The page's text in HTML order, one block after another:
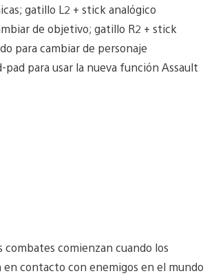
gatillo L2 + stick analógico
de objetivo; gatillo R2 + stick
para cambiar de personaje
pad para usar la nueva función Assault
combates comienzan cuando los
en contacto con enemigos en el mundo